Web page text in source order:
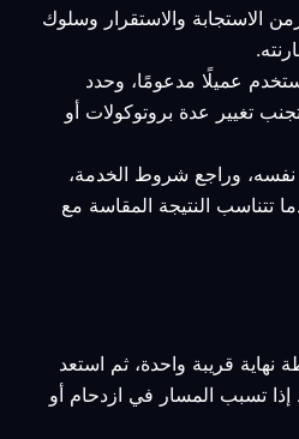
الاستجابة والاستقرار وسلوك
عميلًا مدعومًا، وحدد
تغيير عدة بروتوكولات أو
نفسه، وراجع شروط الخدمة،
تتناسب النتيجة المقاسة مع
نهاية قريبة واحدة، ثم استعد
تسبب المسار في ازدحام أو